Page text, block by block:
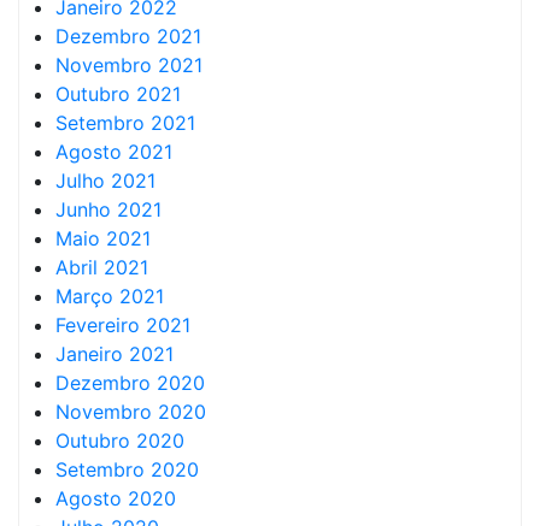
Janeiro 2022
Dezembro 2021
Novembro 2021
Outubro 2021
Setembro 2021
Agosto 2021
Julho 2021
Junho 2021
Maio 2021
Abril 2021
Março 2021
Fevereiro 2021
Janeiro 2021
Dezembro 2020
Novembro 2020
Outubro 2020
Setembro 2020
Agosto 2020